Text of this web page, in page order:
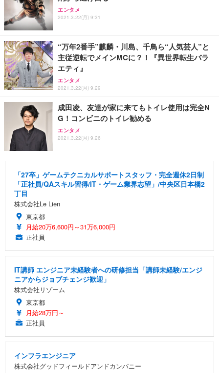
エンタメ
2021.3.22(月) 9:31
“万年2番手”麒麟・川島、千鳥ら“人気芸人”と
主従逆転でメインMCに？！『異世界転生バラ
エティ』
エンタメ
2021.3.22(月) 9:29
成田凌、友達が家に来てもトイレ使用は完全N
G！コンビニのトイレ勧める
エンタメ
2021.3.22(月) 9:26
「27卒」ゲームテクニカルサポートスタッフ・完全週休2日制
「正社員/QAスキル習得/IT・ゲーム業界志望」/中央区日本橋2
丁目
株式会社Le Lien
東京都
月給20万6,600円～31万6,000円
正社員
IT講師 エンジニア未経験者への研修担当「講師未経験/エンジ
ニアからジョブチェンジ歓迎」
株式会社リゾーム
東京都
月給28万円～
正社員
インフラエンジニア
株式会社グッドフィールドアンドカンパニー